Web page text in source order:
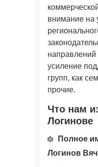
внимание на
направлений
усиление
групп, как
прочие.
Что нам
Логинове
Полное
Логинов